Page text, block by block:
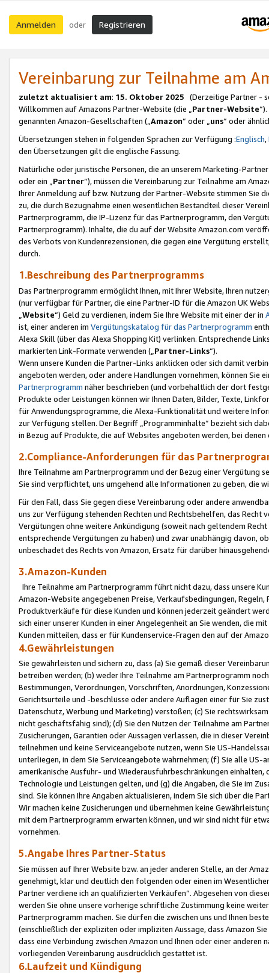
Anmelden oder Registrieren
Vereinbarung zur Teilnahme am
zuletzt aktualisiert am: 15. Oktober 2025 (Derzeitige Partner -
Willkommen auf Amazons Partner-Website (die „Partner-Website
genannten Amazon-Gesellschaften („Amazon“ oder „uns“ oder
Übersetzungen stehen in folgenden Sprachen zur Verfügung :Englisch,
den Übersetzungen gilt die englische Fassung.
Natürliche oder juristische Personen, die an unserem Marketing-
oder ein „Partner“), müssen die Vereinbarung zur Teilnahme am
Ihrer Anmeldung auf bzw. Nutzung der Partner-Website stimmen Sie
zu, die durch Bezugnahme einen wesentlichen Bestandteil dieser
Partnerprogramm, die IP-Lizenz für das Partnerprogramm, den
Partnerprogramm). Inhalte, die du auf der Website Amazon.com
des Verbots von Kundenrezensionen, die gegen eine Vergütung
durch.
1.Beschreibung des Partnerprogramms
Das Partnerprogramm ermöglicht Ihnen, mit Ihrer Website, Ihren
(nur verfügbar für Partner, die eine Partner-ID für die Amazon UK
Website“) Geld zu verdienen, indem Sie Ihre Website mit einer der in
ist, einer anderen im Vergütungskatalog für das Partnerprogramm
Alexa Skill (über das Alexa Shopping Kit) verlinken. Entsprechende
markierten Link-Formate verwenden („ Partner-Links“).
Wenn unsere Kunden die Partner-Links anklicken oder sich damit
angeboten werden, oder andere Handlungen vornehmen, können Sie
Partnerprogramm näher beschrieben (und vorbehaltlich der dort
Produkte oder Leistungen können wir Ihnen Daten, Bilder, Texte,
für Anwendungsprogramme, die Alexa-Funktionalität und weitere
zur Verfügung stellen. Der Begriff „Programminhalte“ bezieht sich
in Bezug auf Produkte, die auf Websites angeboten werden, bei
2.Compliance-Anforderungen für das
Ihre Teilnahme am Partnerprogramm und der Bezug einer Vergütung
Sie sind verpflichtet, uns umgehend alle Informationen zu geben, die
Für den Fall, dass Sie gegen diese Vereinbarung oder andere
uns zur Verfügung stehenden Rechten und Rechtsbehelfen, das
Vergütungen ohne weitere Ankündigung (soweit nach geltendem
entsprechende Vergütungen zu haben) und zwar unabhängig davon,
unbeschadet des Rechts von Amazon, Ersatz für darüber
3.Amazon-Kunden
Ihre Teilnahme am Partnerprogramm führt nicht dazu, dass unsere
Amazon-Website angegebenen Preise, Verkaufsbedingungen,
Produktverkäufe für diese Kunden und können jederzeit geändert
sich einer unserer Kunden in einer Angelegenheit an Sie wenden, die
Kunden mitteilen, dass er für Kundenservice-Fragen den auf der
4.Gewährleistungen
Sie gewährleisten und sichern zu, dass (a) Sie gemäß dieser
betreiben werden; (b) weder Ihre Teilnahme am Partnerprogramm
Bestimmungen, Verordnungen, Vorschriften, Anordnungen,
Gerichtsurteile und -beschlüsse oder andere Auflagen einer für Sie
Datenschutz, Werbung und Marketing) verstoßen; (c) Sie
nicht geschäftsfähig sind); (d) Sie den Nutzen der Teilnahme am
Zusicherungen, Garantien oder Aussagen verlassen, die in dieser
teilnehmen und keine Serviceangebote nutzen, wenn Sie US-
unterliegen, in dem Sie Serviceangebote wahrnehmen; (f) Sie alle
amerikanische Ausfuhr- und Wiederausfuhrbeschränkungen
Technologie und Leistungen gelten, und (g) die Angaben, die Sie im
sind. Sie können Ihre Angaben aktualisieren, indem Sie sich über die
Wir machen keine Zusicherungen und übernehmen keine
mit dem Partnerprogramm erwarten können, und wir sind nicht für
vornehmen.
5.Angabe Ihres Partner-Status
Sie müssen auf Ihrer Website bzw. an jeder anderen Stelle, an der
genehmigt, klar und deutlich den folgenden oder einen im
Partner verdiene ich an qualifizierten Verkäufen“. Abgesehen von
werden Sie ohne unsere vorherige schriftliche Zustimmung keine
Partnerprogramm machen. Sie dürfen die zwischen uns und Ihnen
(einschließlich der expliziten oder impliziten Aussage, dass Amazon
dass eine Verbindung zwischen Amazon und Ihnen oder einer
vorliegenden Vereinbarung ausdrücklich gestattet ist.
6.Laufzeit und Kündigung